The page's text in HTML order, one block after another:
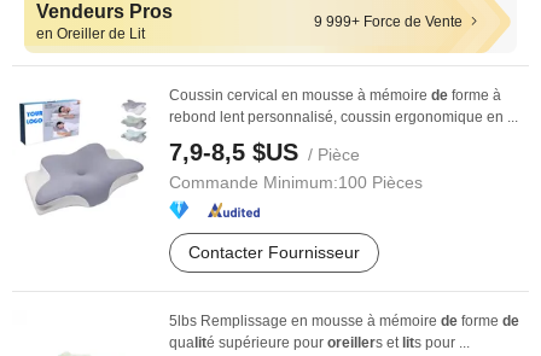
Vendeurs Pros
en Oreiller de Lit
9 999+ Force de Vente
Coussin cervical en mousse à mémoire de forme à
rebond lent personnalisé, coussin ergonomique en ...
7,9-8,5 $US / Pièce
Commande Minimum:100 Pièces
Contacter Fournisseur
5lbs Remplissage en mousse à mémoire de forme de
qua lité supérieure pour oreillers et lits pour ...